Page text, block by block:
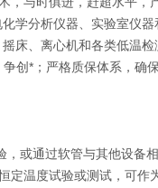
学分析仪器、实验室仪
床、离心机和各类低温检
创*；严格质保体系，确
或通过软管与其他设备
定温度试验或测试，可作